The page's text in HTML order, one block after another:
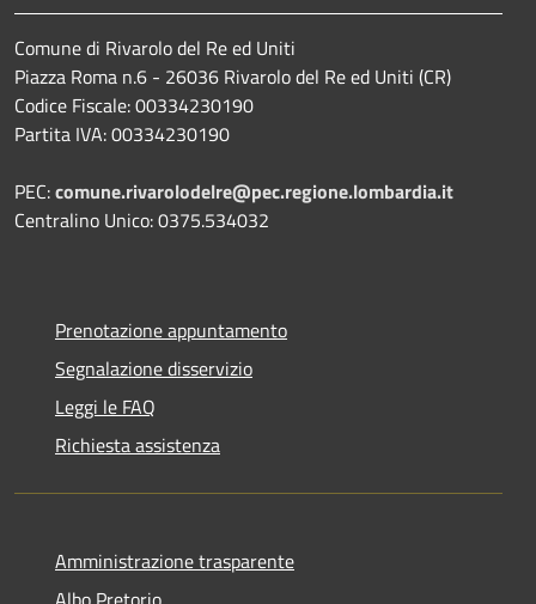
Comune di Rivarolo del Re ed Uniti
Piazza Roma n.6 - 26036 Rivarolo del Re ed Uniti (CR)
Codice Fiscale: 00334230190
Partita IVA: 00334230190
PEC:comune.rivarolodelre@pec.regione.lombardia.it
Centralino Unico: 0375.534032
Prenotazione appuntamento
Segnalazione disservizio
Leggi le FAQ
Richiesta assistenza
Amministrazione trasparente